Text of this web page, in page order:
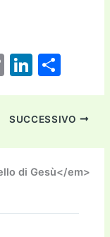
C
p
y
Li
n
Li
k
e
dI
n
n
di
vi
di
SUCCESSIVO
di Gesù</em>